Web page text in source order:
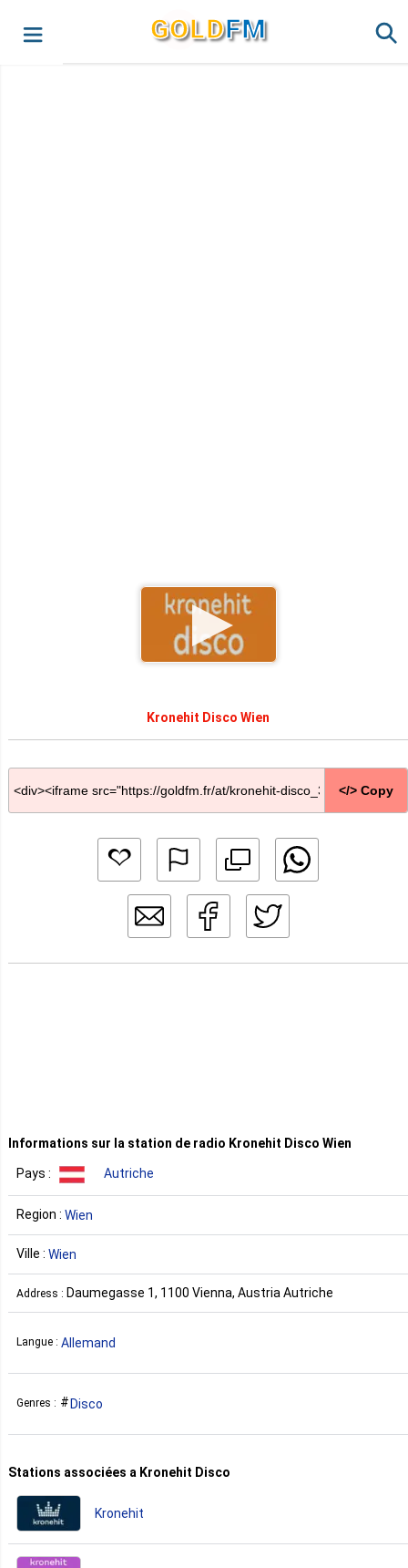
GOLDFM
Kronehit Disco Wien
</> Copy
Informations sur la station de radio Kronehit Disco Wien
Pays : Autriche
Region : Wien
Ville : Wien
Address : Daumegasse 1, 1100 Vienna, Austria Autriche
Langue : Allemand
Genres : Disco
Stations associées a Kronehit Disco
Kronehit